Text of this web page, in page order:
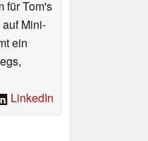
für Tom's
Mini-
ein
LinkedIn